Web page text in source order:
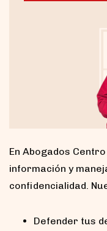
En Abogados
información y
confidencialidad.
Defender tus